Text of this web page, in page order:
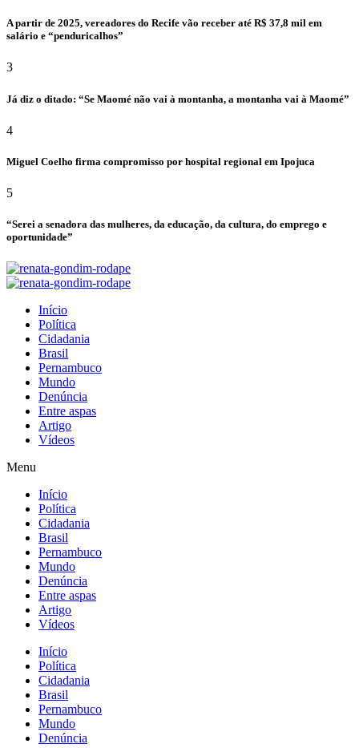
A partir de 2025, vereadores do Recife vão receber até R$ 37,8 mil em
salário e “penduricalhos”
3
Já diz o ditado: “Se Maomé não vai à montanha, a montanha vai à Maomé”
4
Miguel Coelho firma compromisso por hospital regional em Ipojuca
5
“Serei a senadora das mulheres, da educação, da cultura, do emprego e
oportunidade”
Início
Política
Cidadania
Brasil
Pernambuco
Mundo
Denúncia
Entre aspas
Artigo
Vídeos
Menu
Início
Política
Cidadania
Brasil
Pernambuco
Mundo
Denúncia
Entre aspas
Artigo
Vídeos
Início
Política
Cidadania
Brasil
Pernambuco
Mundo
Denúncia